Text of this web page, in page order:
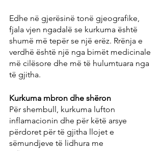
Edhe në gjerësinë tonë gjeografike,
fjala vjen ngadalë se kurkuma është
shumë më tepër se një erëz. Rrënja e
verdhë është një nga bimët medicinale
më cilësore dhe më të hulumtuara nga
të gjitha.
Kurkuma mbron dhe shëron
Për shembull, kurkuma lufton
inflamacionin dhe për këtë arsye
përdoret për të gjitha llojet e
sëmundjeve të lidhura me